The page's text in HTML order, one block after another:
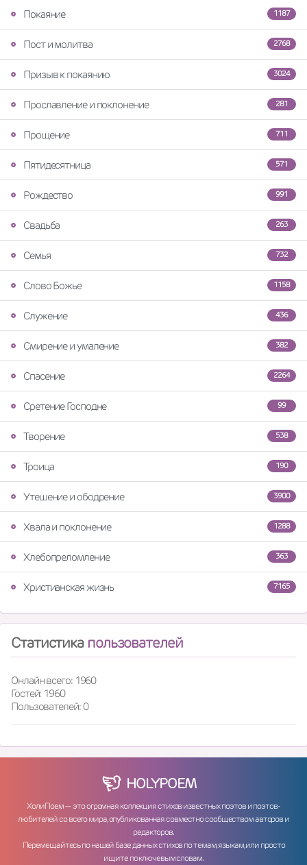
1187
Покаяние
2768
Пост и молитва
3024
Призыв к покаянию
281
Прославление и поклонение
711
Прощение
571
Пятидесятница
991
Рождество
263
Свадьба
732
Семья
1158
Слово Божье
436
Служение
382
Смирение и умаление
2264
Спасение
99
Сретение Господне
538
Творение
190
Троица
3900
Утешение и ободрение
1288
Хвала и поклонение
363
Хлебопреломление
7165
Христианская жизнь
Статистика пользователей
Онлайн всего: 1960
Гостей: 1960
Пользователей: 0
HOLYPOEM
ХолиПоем — это огромная коллекция стихов известных поэтов и поэтов-
любителей со всего мира, опубликованная совместно сообществом авторов и
редакторов.
Перемещайтесь по нашей базе данных стихов по темам, языкам, или просто
ищите по ключевым словам.